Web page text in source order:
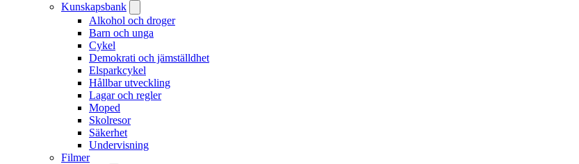
Kunskapsbank
Alkohol och droger
Barn och unga
Cykel
Demokrati och jämställdhet
Elsparkcykel
Hållbar utveckling
Lagar och regler
Moped
Skolresor
Säkerhet
Undervisning
Filmer